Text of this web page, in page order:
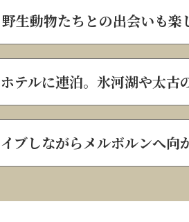
生動物たちとの出会いも楽
ルに連泊。氷河湖や太古
しながらメルボルンへ向